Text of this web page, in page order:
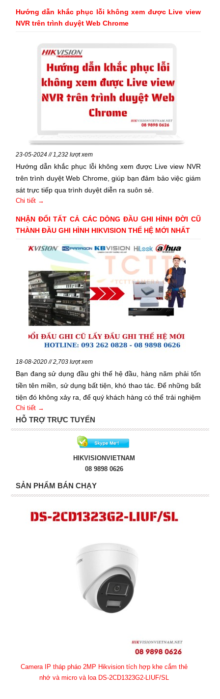
Hướng dẫn khắc phục lỗi không xem được Live view
NVR trên trình duyệt Web Chrome
23-05-2024 // 1,232 lượt xem
Hướng dẫn khắc phục lỗi không xem được Live view NVR
trên trình duyệt Web Chrome, giúp bạn đảm bảo việc giám
sát trực tiếp qua trình duyệt diễn ra suôn sẻ.
Chi tiết →
NHẬN ĐỔI TẤT CẢ CÁC DÒNG ĐẦU GHI HÌNH ĐỜI CŨ
THÀNH ĐẦU GHI HÌNH HIKVISION THẾ HỆ MỚI NHẤT
18-08-2020 // 2,703 lượt xem
Bạn đang sử dụng đầu ghi thế hệ đầu, hàng năm phải tốn
tiền tên miền, sử dụng bất tiện, khó thao tác. Để những bất
tiện đó không xảy ra, để quý khách hàng có thể trải nghiệm
và giám sát camera tốt nhất. Chúng tôi có chương trình đổi
đầu ghi cũ của tất cả các hãng qua đầu ghi Hikvision thế
hệ mới nhất trên thị trường
Chi tiết →
HỖ TRỢ TRỰC TUYẾN
HIKVISIONVIETNAM
08 9898 0626
SẢN PHẨM BÁN CHẠY
Camera IP tháp pháo 2MP Hikvision tích hợp khe cắm thẻ
nhớ và micro và loa DS-2CD1323G2-LIUF/SL